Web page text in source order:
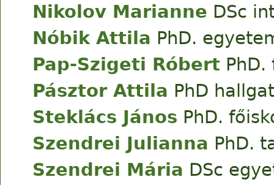
Nikolov Marianne DSc
Nóbik Attila PhD.
Pap-Szigeti Róbert
Pásztor Attila PhD
Steklács János PhD.
Szendrei Julianna PhD.
Szendrei Mária DSc